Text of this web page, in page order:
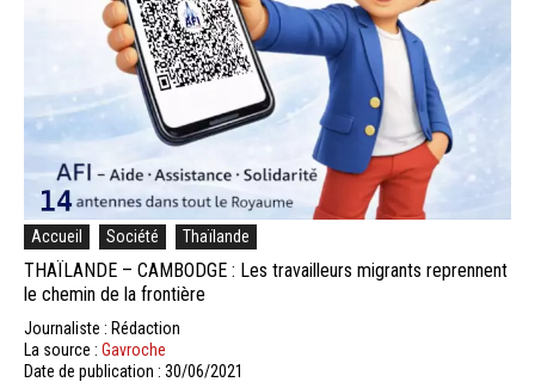
Accueil Société Thaïlande
THAÏLANDE – CAMBODGE : Les travailleurs migrants reprennent
le chemin de la frontière
Journaliste : Rédaction
La source : Gavroche
Date de publication : 30/06/2021